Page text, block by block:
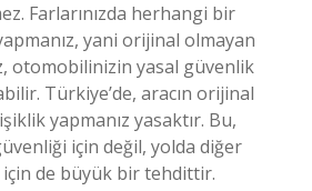
Farlarınızda herhangi bir
yani orijinal olmayan
otomobilinizin yasal güvenlik
Türkiye’de, aracın orijinal
yapmanız yasaktır. Bu,
için değil, yolda diğer
de büyük bir tehdittir.